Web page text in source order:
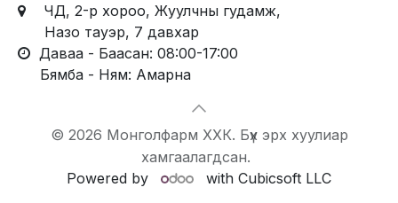
ЧД, 2-р хороо, Жуулчны гудамж,
Назо тауэр, 7 давхар
Даваа - Баасан: 08:00-17:00
Бямба - Ням: Амарна
© 2026 Монголфарм ХХК. Бүх эрх хуулиар
хамгаалагдсан.
Powered by
with Cubicsoft LLC